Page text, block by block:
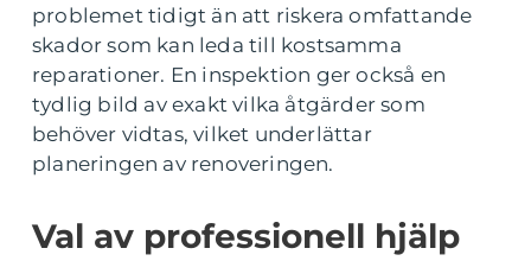
problemet tidigt än att riskera omfattande
skador som kan leda till kostsamma
reparationer. En inspektion ger också en
tydlig bild av exakt vilka åtgärder som
behöver vidtas, vilket underlättar
planeringen av renoveringen.
Val av professionell hjälp